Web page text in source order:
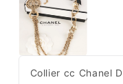
Collier cc Chanel